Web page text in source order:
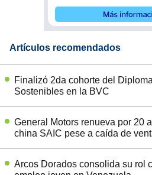
Artículos recomendados
Finalizó 2da cohorte del
Sostenibles en la BVC
General Motors renueva por 20
china SAIC pese a caída de
Arcos Dorados consolida su rol